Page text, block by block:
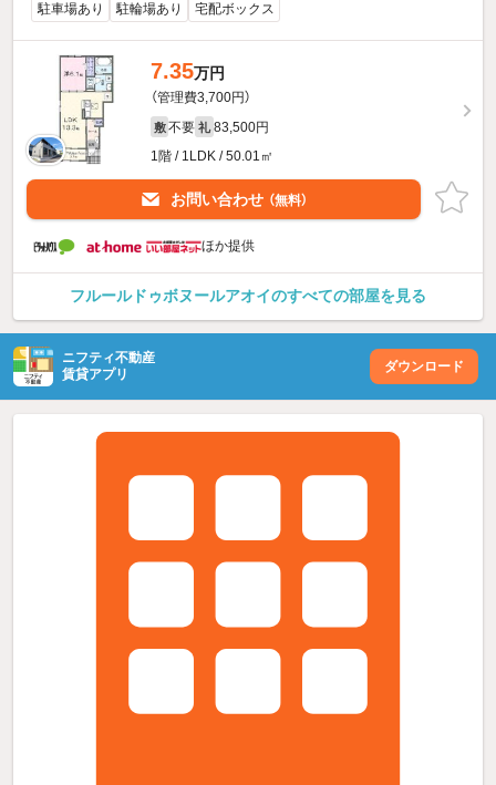
駐車場あり 駐輪場あり 宅配ボックス
7.35万円
（管理費3,700円）
敷 不要 礼 83,500円
1階 / 1LDK / 50.01㎡
お問い合わせ （無料）
ほか提供
フルールドゥボヌールアオイのすべての部屋を見る
ニフティ不動産
賃貸アプリ
ダウンロード